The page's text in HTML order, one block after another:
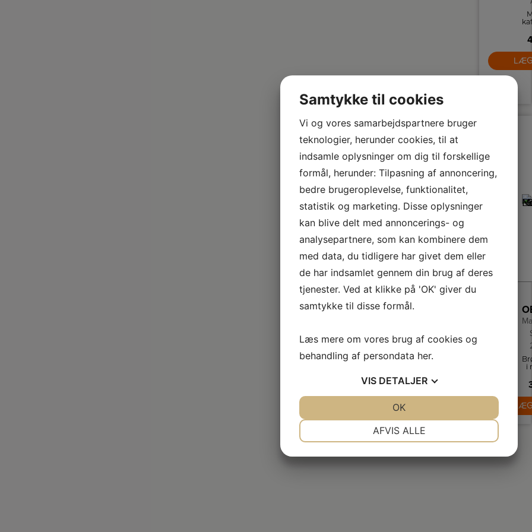
i
Samtykke til cookies
Vi og vores samarbejdspartnere bruger
teknologier, herunder cookies, til at
indsamle oplysninger om dig til forskellige
formål, herunder: Tilpasning af annoncering,
bedre brugeroplevelse, funktionalitet,
statistik og marketing. Disse oplysninger
kan blive delt med annoncerings- og
analysepartnere, som kan kombinere dem
med data, du tidligere har givet dem eller
de har indsamlet gennem din brug af deres
tjenester. Ved at klikke på 'OK' giver du
samtykke til disse formål.
Læs mere om vores brug af cookies og
behandling af persondata her.
VIS DETALJER
AFVIS ALLE
OK